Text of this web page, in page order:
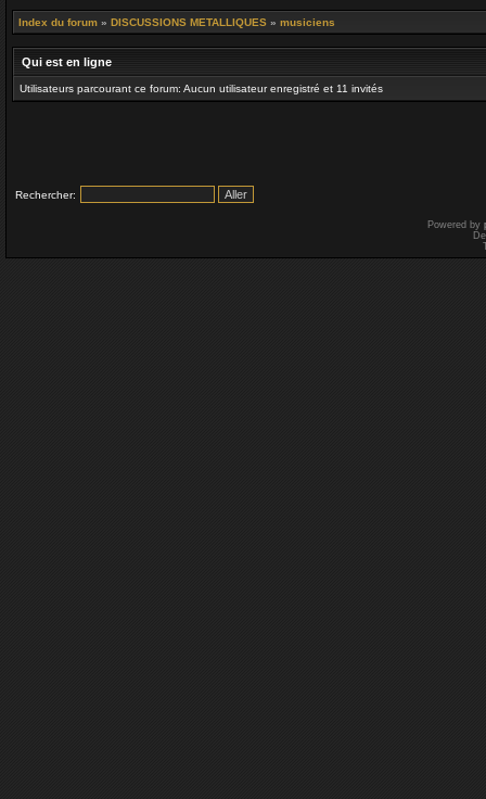
Index du forum » DISCUSSIONS METALLIQUES » musiciens
Qui est en ligne
Utilisateurs parcourant ce forum: Aucun utilisateur enregistré et 11 invités
Rechercher:
Powered by